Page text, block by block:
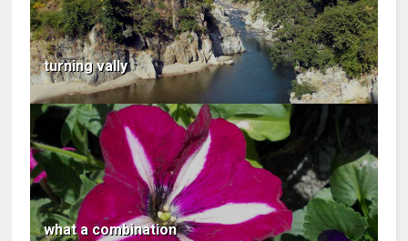
turning vally
what a combination